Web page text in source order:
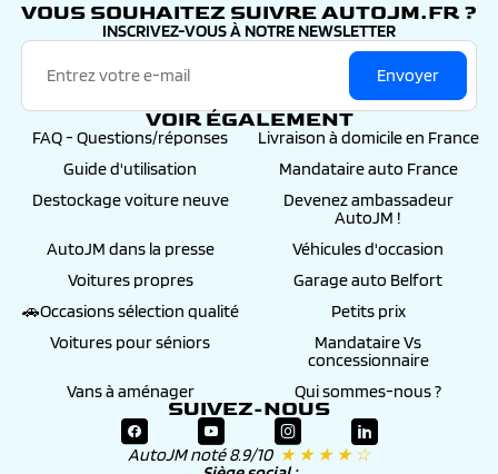
VOUS SOUHAITEZ SUIVRE AUTOJM.FR ?
INSCRIVEZ-VOUS À NOTRE NEWSLETTER
Envoyer
VOIR ÉGALEMENT
FAQ - Questions/réponses
Livraison à domicile en France
Guide d'utilisation
Mandataire auto France
Destockage voiture neuve
Devenez ambassadeur
AutoJM !
AutoJM dans la presse
Véhicules d'occasion
Voitures propres
Garage auto Belfort
🚗Occasions sélection qualité
Petits prix
Voitures pour séniors
Mandataire Vs
concessionnaire
Vans à aménager
Qui sommes-nous ?
SUIVEZ-NOUS
AutoJM noté 8.9/10 ★ ★ ★ ★ ☆